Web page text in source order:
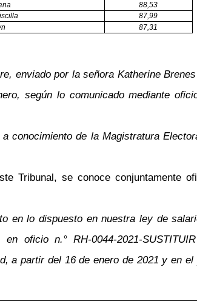
88,53
87,99
87,31
enviado por la señora Katherine
según lo comunicado mediante
de la Magistratura
Tribunal, se conoce conjuntamente
en lo dispuesto en nuestra ley de
oficio n.° RH-0044-2021-
a partir del 16 de enero de 2021 y en